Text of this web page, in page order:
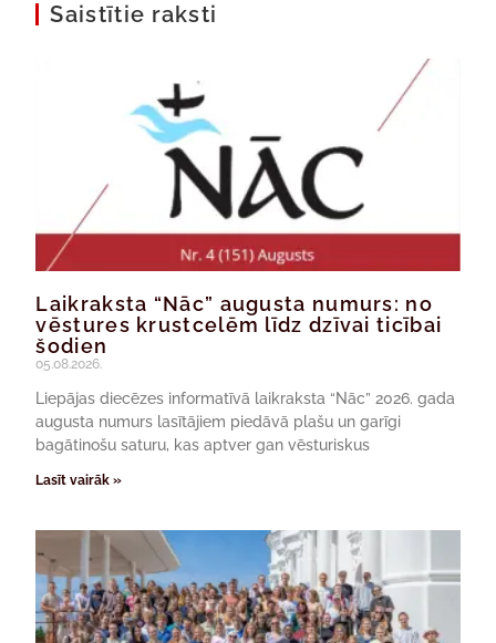
Saistītie raksti
Laikraksta “Nāc” augusta numurs: no
vēstures krustcelēm līdz dzīvai ticībai
šodien
05.08.2026.
Liepājas diecēzes informatīvā laikraksta “Nāc” 2026. gada
augusta numurs lasītājiem piedāvā plašu un garīgi
bagātinošu saturu, kas aptver gan vēsturiskus
Lasīt vairāk »